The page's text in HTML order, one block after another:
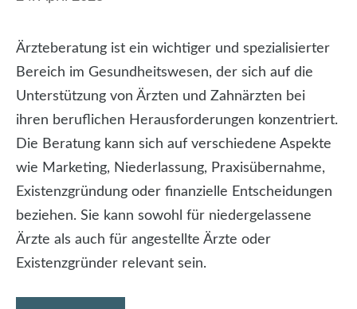
Ärzteberatung ist ein wichtiger und spezialisierter
Bereich im Gesundheitswesen, der sich auf die
Unterstützung von Ärzten und Zahnärzten bei
ihren beruflichen Herausforderungen konzentriert.
Die Beratung kann sich auf verschiedene Aspekte
wie Marketing, Niederlassung, Praxisübernahme,
Existenzgründung oder finanzielle Entscheidungen
beziehen. Sie kann sowohl für niedergelassene
Ärzte als auch für angestellte Ärzte oder
Existenzgründer relevant sein.